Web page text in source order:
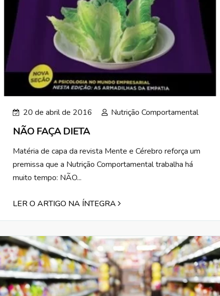
20 de abril de 2016 Nutrição Comportamental
NÃO FAÇA DIETA
Matéria de capa da revista Mente e Cérebro reforça um
premissa que a Nutrição Comportamental trabalha há
muito tempo: NÃO...
LER O ARTIGO NA ÍNTEGRA